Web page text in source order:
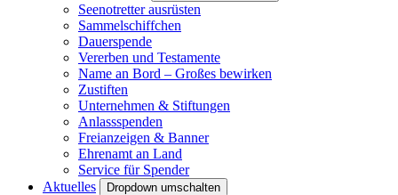
Seenotretter ausrüsten
Sammelschiffchen
Dauerspende
Vererben und Testamente
Name an Bord – Großes bewirken
Zustiften
Unternehmen & Stiftungen
Anlassspenden
Freianzeigen & Banner
Ehrenamt an Land
Service für Spender
Aktuelles
Dropdown umschalten